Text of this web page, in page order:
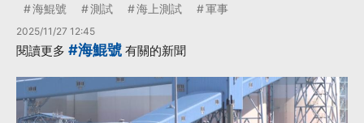
海鯤號 測試 海上測試 軍事
2025/11/27 12:45
閱讀更多 #海鯤號 有關的新聞